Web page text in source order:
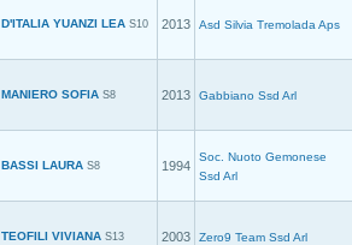
D'ITALIA YUANZI LEA S10 2013 Asd Silvia Tremolada Aps
MANIERO SOFIA S8 2013 Gabbiano Ssd Arl
BASSI LAURA S8 1994
Soc. Nuoto Gemonese
Ssd Arl
TEOFILI VIVIANA S13 2003 Zero9 Team Ssd Arl